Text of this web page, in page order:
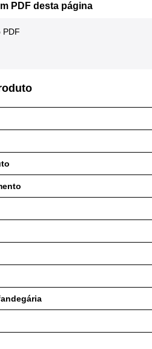
PDF desta página
PDF